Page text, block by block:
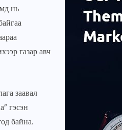
нь
газар авч
заавал
гэсэн
байна.